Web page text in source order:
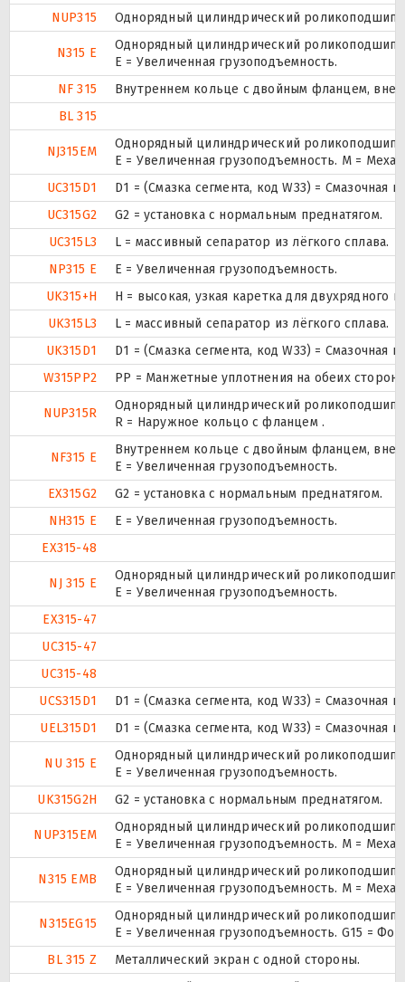
NUP315
Однорядный цилиндрический
N315 E
Однорядный цилиндрический
Е = Увеличенная грузоподъемность.
NF 315
Внутреннем кольце с двойным фланцем,
BL 315
NJ315EM
Однорядный цилиндрический
E = Увеличенная грузоподъемность. М =
UC315D1
D1 = (Смазка сегмента, код W33) =
UC315G2
G2 = установка с нормальным преднатягом.
UC315L3
L = массивный сепаратор из лёгкого сплава.
NP315 E
Е = Увеличенная грузоподъемность.
UK315+H
H = высокая, узкая каретка для
UK315L3
L = массивный сепаратор из лёгкого сплава.
UK315D1
D1 = (Смазка сегмента, код W33) =
W315PP2
PP = Манжетные уплотнения на обеих
NUP315R
Однорядный цилиндрический
R = Наружное кольцо с фланцем .
NF315 E
Внутреннем кольце с двойным фланцем,
Е = Увеличенная грузоподъемность.
EX315G2
G2 = установка с нормальным преднатягом.
NH315 E
Е = Увеличенная грузоподъемность.
EX315-48
NJ 315 E
Однорядный цилиндрический
Е = Увеличенная грузоподъемность.
EX315-47
UC315-47
UC315-48
UCS315D1
D1 = (Смазка сегмента, код W33) =
UEL315D1
D1 = (Смазка сегмента, код W33) =
NU 315 E
Однорядный цилиндрический
Е = Увеличенная грузоподъемность.
UK315G2H
G2 = установка с нормальным преднатягом.
NUP315EM
Однорядный цилиндрический
E = Увеличенная грузоподъемность. М =
N315 EMB
Однорядный цилиндрический
E = Увеличенная грузоподъемность. М =
N315EG15
Однорядный цилиндрический
E = Увеличенная грузоподъемность. G15 =
BL 315 Z
Металлический экран с одной стороны.